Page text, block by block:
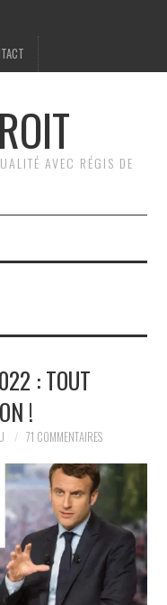
AVEC RÉGIS DE
: TOUT
!
71 COMMENTAIRES